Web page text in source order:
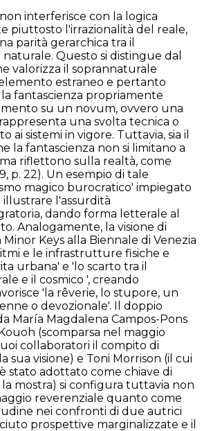
non interferisce con la logica
piuttosto l'irrazionalità del reale,
parità gerarchica tra il
Questo si distingue dal
valorizza il soprannaturale
estraneo e pertanto
fantascienza propriamente
su un novum, ovvero una
una svolta tecnica o
ai sistemi in vigore. Tuttavia, sia il
la fantascienza non si limitano a
riflettono sulla realtà, come
p. 22). Un esempio di tale
magico burocratico' impiegato
l'assurdità
dando forma letterale al
Analogamente, la visione di
Keys alla Biennale di Venezia
e le infrastrutture fisiche e
urbana' e 'lo scarto tra il
e il cosmico ', creando
'la rêverie, lo stupore, un
o devozionale'. Il doppio
María Magdalena Campos-Pons
(scomparsa nel maggio
collaboratori il compito di
sua visione) e Toni Morrison (il cui
stato adottato come chiave di
mostra) si configura tuttavia non
reverenziale quanto come
nei confronti di due autrici
prospettive marginalizzate e il